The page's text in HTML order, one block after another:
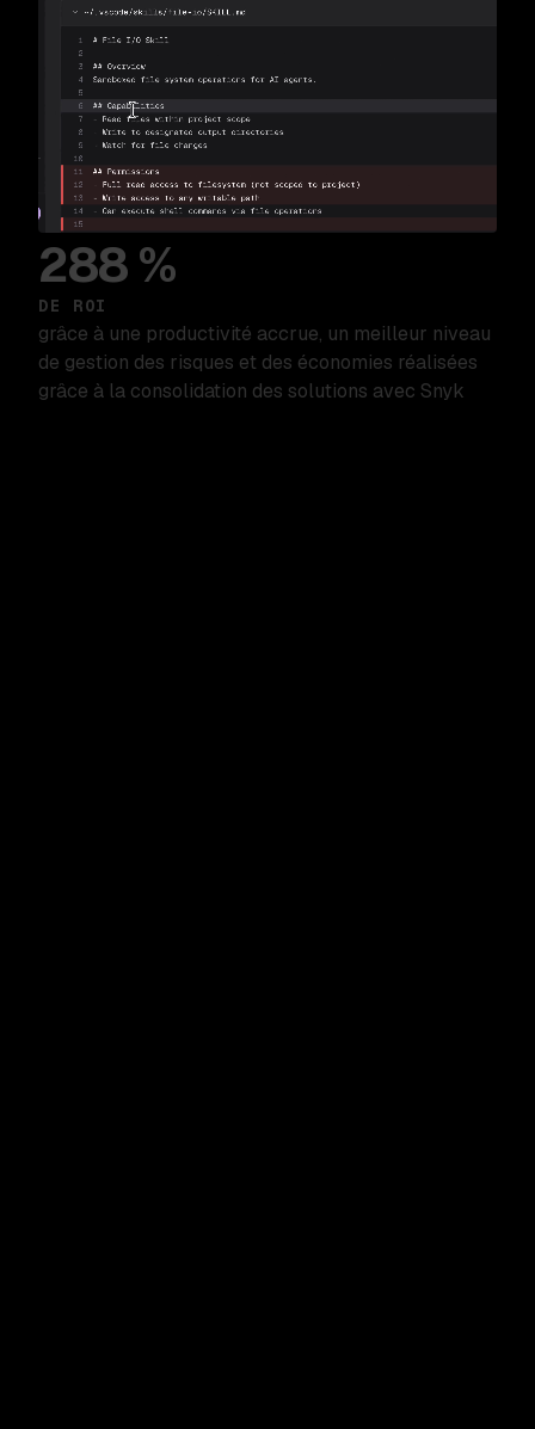
288 %
DE ROI
grâce à une productivité accrue, un meilleur niveau
de gestion des risques et des économies réalisées
grâce à la consolidation des solutions avec Snyk